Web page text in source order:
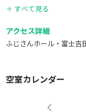
＋ すべて見る
アクセス詳細
ふじさんホール・富士吉
空室カレンダー